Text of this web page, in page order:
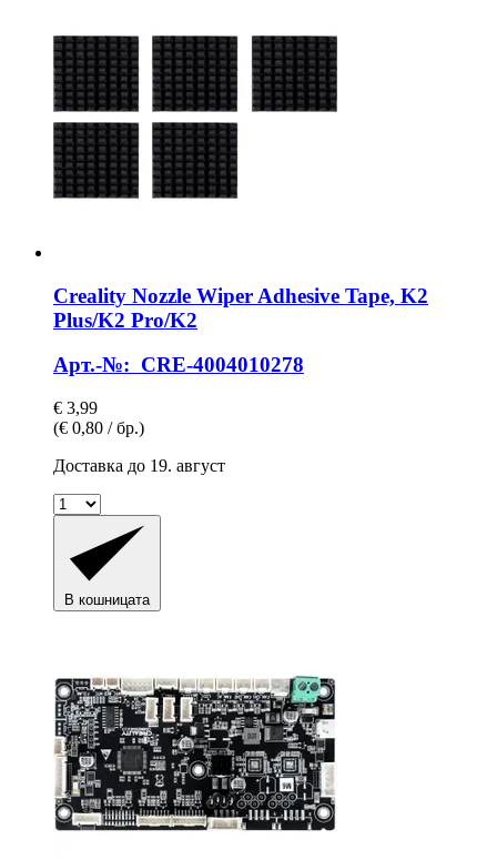
Creality Nozzle Wiper Adhesive Tape, K2
Plus/K2 Pro/K2
Арт.-№: CRE-4004010278
€ 3,99
(€ 0,80 / бр.)
Доставка до 19. август
В кошницата